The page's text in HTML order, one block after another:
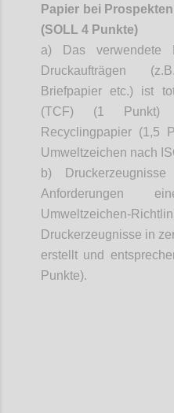
Papier bei
(SOLL 4 Punkte)
a) Das verwendete
Druckaufträgen
Briefpapier etc.) ist
(TCF) (1 Punkt)
Recyclingpapier (1,5
Umweltzeichen nach
b)
Anforderungen
Druckerzeugnisse in
erstellt und
Punkte).